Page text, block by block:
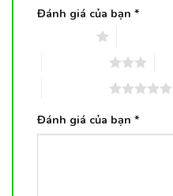
Đánh giá của bạn *
Đánh giá của bạn *